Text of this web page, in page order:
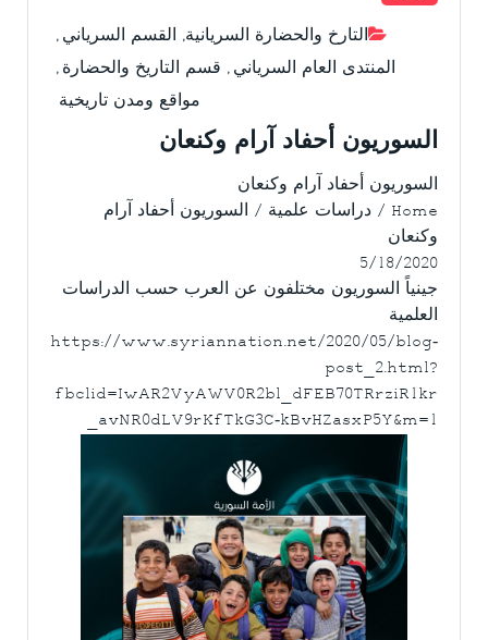
التارخ والحضارة السريانية, القسم السرياني ,
المنتدى العام السرياني , قسم التاريخ والحضارة ,
مواقع ومدن تاريخية
السوريون أحفاد آرام وكنعان
السوريون أحفاد آرام وكنعان
Home / دراسات علمية / السوريون أحفاد آرام
وكنعان
5/18/2020
جينياً السوريون مختلفون عن العرب حسب الدراسات
العلمية
https://www.syriannation.net/2020/05/blog-
post_2.html?
fbclid=IwAR2VyAWV0R2bl_dFEB70TRrziR1kr
_avNR0dLV9rKfTkG3C-kBvHZasxP5Y&m=1